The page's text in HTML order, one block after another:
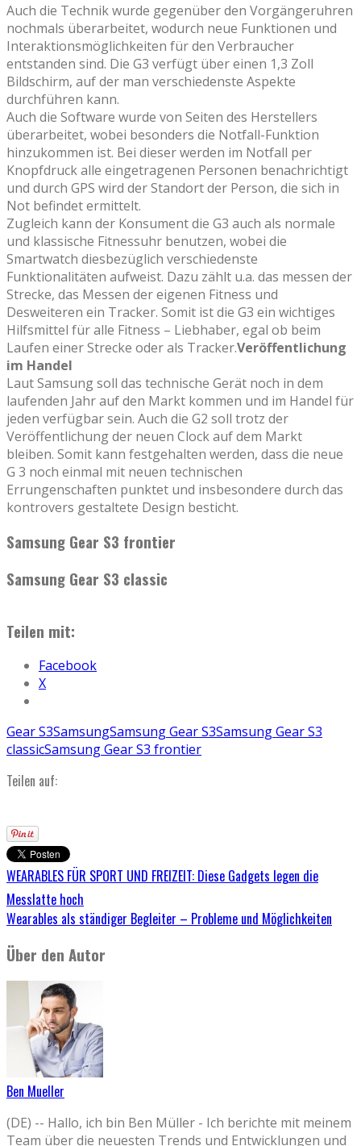
Auch die Technik wurde gegenüber den Vorgängeruhren
nochmals überarbeitet, wodurch neue Funktionen und
Interaktionsmöglichkeiten für den Verbraucher
entstanden sind. Die G3 verfügt über einen 1,3 Zoll
Bildschirm, auf der man verschiedenste Aspekte
durchführen kann.
Auch die Software wurde von Seiten des Herstellers
überarbeitet, wobei besonders die Notfall-Funktion
hinzukommen ist. Bei dieser werden im Notfall per
Knopfdruck alle eingetragenen Personen benachrichtigt
und durch GPS wird der Standort der Person, die sich in
Not befindet ermittelt.
Zugleich kann der Konsument die G3 auch als normale
und klassische Fitnessuhr benutzen, wobei die
Smartwatch diesbezüglich verschiedenste
Funktionalitäten aufweist. Dazu zählt u.a. das messen der
Strecke, das Messen der eigenen Fitness und
Desweiteren ein Tracker. Somit ist die G3 ein wichtiges
Hilfsmittel für alle Fitness – Liebhaber, egal ob beim
Laufen einer Strecke oder als Tracker.Veröffentlichung
im Handel
Laut Samsung soll das technische Gerät noch in dem
laufenden Jahr auf den Markt kommen und im Handel für
jeden verfügbar sein. Auch die G2 soll trotz der
Veröffentlichung der neuen Clock auf dem Markt
bleiben. Somit kann festgehalten werden, dass die neue
G 3 noch einmal mit neuen technischen
Errungenschaften punktet und insbesondere durch das
kontrovers gestaltete Design besticht.
Samsung Gear S3 frontier
Samsung Gear S3 classic
Teilen mit:
Facebook
X
Gear S3SamsungSamsung Gear S3Samsung Gear S3
classicSamsung Gear S3 frontier
Teilen auf:
WEARABLES FÜR SPORT UND FREIZEIT: Diese Gadgets legen die
Messlatte hoch
Wearables als ständiger Begleiter – Probleme und Möglichkeiten
Über den Autor
Ben Mueller
(DE) -- Hallo, ich bin Ben Müller - Ich berichte mit meinem
Team über die neuesten Trends und Entwicklungen und